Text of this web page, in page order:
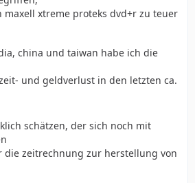
xtreme proteks dvd+r zu teuer
china und taiwan habe ich die
und geldverlust in den letzten ca.
schätzen, der sich noch mit
die zeitrechnung zur herstellung von